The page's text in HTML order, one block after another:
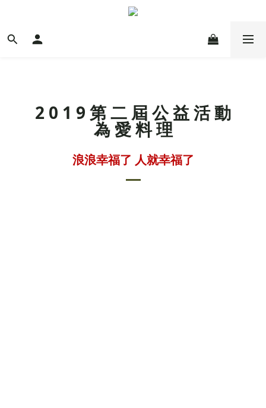
2 0 1 9 第 二 屆 公 益 活 動
為 愛 料 理
浪浪幸福了 人就幸福了